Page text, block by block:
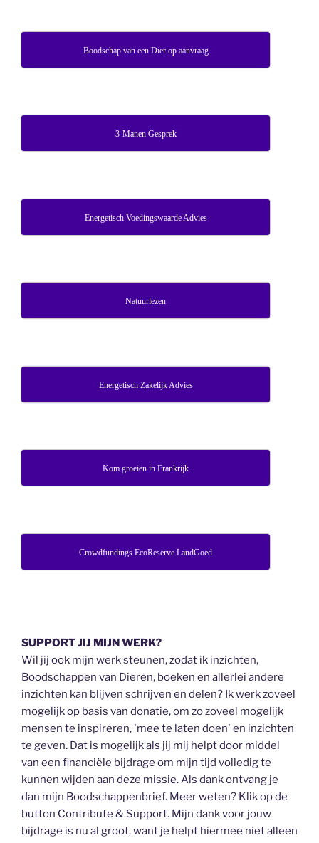
Boodschap van een Dier op aanvraag
3-Manen Gesprek
Energetisch Voedingswaarde Advies
Natuurlezen
Energetisch Zakelijk Advies
Kom groeien in Frankrijk
Crowdfundings EcoReserve LandGoed
SUPPORT JIJ MIJN WERK?
Wil jij ook mijn werk steunen, zodat ik inzichten,
Boodschappen van Dieren, boeken en allerlei andere
inzichten kan blijven schrijven en delen? Ik werk zoveel
mogelijk op basis van donatie, om zo zoveel mogelijk
mensen te inspireren, 'mee te laten doen' en inzichten
te geven. Dat is mogelijk als jij mij helpt door middel
van een financiële bijdrage om mijn tijd volledig te
kunnen wijden aan deze missie. Als dank ontvang je
dan mijn Boodschappenbrief. Meer weten? Klik op de
button Contribute & Support. Mijn dank voor jouw
bijdrage is nu al groot, want je helpt hiermee niet alleen